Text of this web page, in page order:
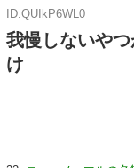
ID:QUIkP6WL0
我慢しないや
け